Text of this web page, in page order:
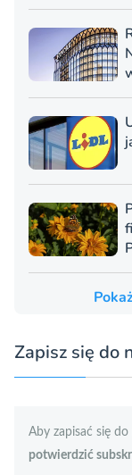
Zapisz się do
Aby zapisać się
potwierdzić